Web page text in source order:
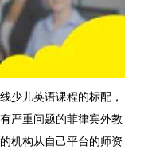
儿英语课程的标配，
严重问题的菲律宾外教
机构从自己平台的师资